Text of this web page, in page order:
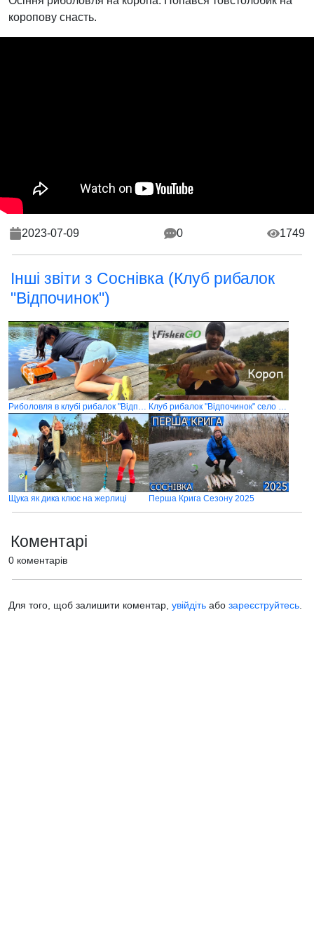
коропову снасть.
2023-07-09 0 1749
Інші звіти з Соснівка (Клуб рибалок
"Відпочинок")
Риболовля в клубі рибалок "Відпочинок" 2025 Клуб рибалок "Відпочинок" село Соснівка, Київська область
Щука як дика клює на жерлиці Перша Крига Сезону 2025
Коментарі
0 коментарів
Для того, щоб залишити коментар, увійдіть або зареєструйтесь